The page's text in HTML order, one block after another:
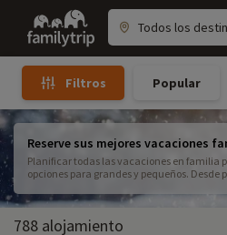
Family
trip
Filtros Popular
Reserve sus mejores vacaciones
Planificar todas las vacaciones en familia
opciones para grandes y pequeños.
familiar en Francia, cada opción tiene sus
actividades, desde clubes de vacaciones
experiencia más auténtica, unas
788 alojamiento